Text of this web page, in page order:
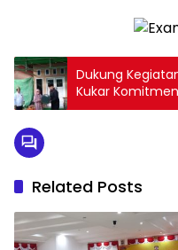
Dukung
Kukar
Kepada Majelis
Related Posts